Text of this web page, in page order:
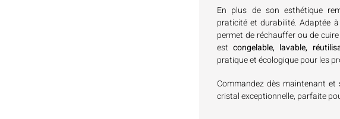
En plus de son esthétique
praticité et durabilité. Adaptée
permet de réchauffer ou de
est congelable, lavable,
pratique et écologique pour les
Commandez dès maintenant
cristal exceptionnelle, parfaite